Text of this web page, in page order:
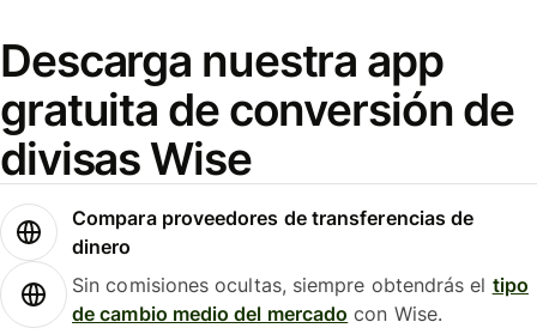
Descarga nuestra app
gratuita de conversión de
divisas Wise
Compara proveedores de transferencias de
dinero
Sin comisiones ocultas, siempre obtendrás el tipo
de cambio medio del mercado con Wise.